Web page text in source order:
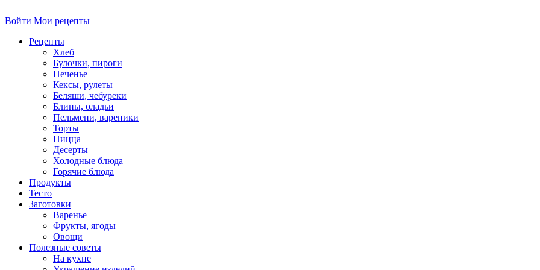
Войти Мои рецепты
Рецепты
Хлеб
Булочки, пироги
Печенье
Кексы, рулеты
Беляши, чебуреки
Блины, оладьи
Пельмени, вареники
Торты
Пицца
Десерты
Холодные блюда
Горячие блюда
Продукты
Тесто
Заготовки
Варенье
Фрукты, ягоды
Овощи
Полезные советы
На кухне